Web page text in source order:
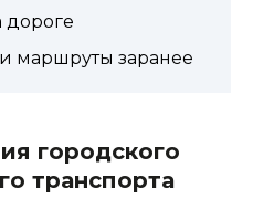
дороге
маршруты заранее
городского
транспорта